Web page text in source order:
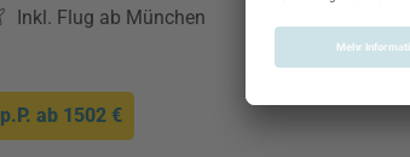
Inkl. Flug ab München
p.P. ab 1502 €